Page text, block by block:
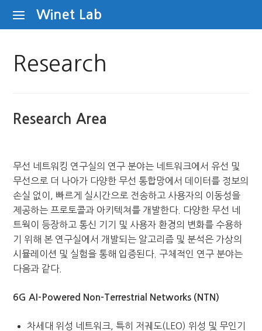
Winet Lab
Research
Research Area
무선 네트워킹 연구실의 연구 분야는 네트워크에서 유선 및
무선으로 더 나아가 다양한 무선 통합망에서 데이터를 정보의
손실 없이, 빠르게 실시간으로 전송하고 사용자의 이동성을
제공하는 프로토콜과 아키텍쳐를 개발한다. 다양한 무선 네
트웍이 등장하고 통신 기기 및 사용자 환경의 변화를 수용하
기 위해 본 연구실에서 개발되는 알고리즘 및 분석은 가상의
시뮬레이션 및 실험을 통해 입증된다. 구체적인 연구 분야는
다음과 같다.
6G AI-Powered Non-Terrestrial Networks (NTN)
차세대 위성 네트워크, 특히 저궤도(LEO) 위성 및 무인기